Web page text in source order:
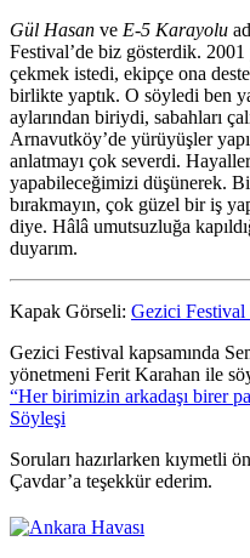
Gül Hasan ve E-5 Karayolu
Festival’de biz gösterdik. 2001
çekmek istedi, ekipçe ona
birlikte yaptık. O söyledi ben
aylarından biriydi, sabahları
Arnavutköy’de yürüyüşler
anlatmayı çok severdi.
yapabileceğimizi düşünerek.
bırakmayın, çok güzel bir iş
diye. Hâlâ umutsuzluğa
duyarım.
Kapak Görseli: Gezici
Gezici Festival kapsamında
yönetmeni Ferit Karahan ile
“Her birimizin arkadaşı birer
Söyleşi
Soruları hazırlarken kıymetli
Çavdar’a teşekkür ederim.